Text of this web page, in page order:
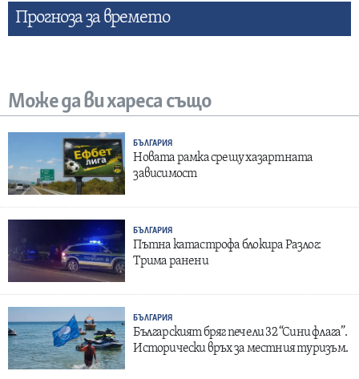
Прогнозa за времето
Може да ви хареса също
БЪЛГАРИЯ
Новата рамка срещу хазартната
зависимост
БЪЛГАРИЯ
Пътна катастрофа блокира Разлог:
Трима ранени
БЪЛГАРИЯ
Българският бряг печели 32 “Сини флага”.
Исторически връх за местния туризъм.